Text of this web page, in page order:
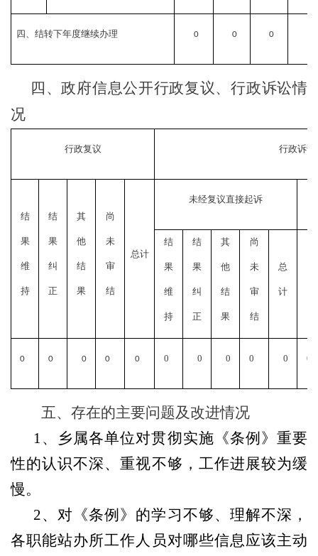
四、结转下年度继续办理 0 0 0
四、政府信息公开行政复议、行政诉讼情
况
行政复议 行政诉讼
结
果
维
持
结
果
纠
正
其
他
结
果
尚
未
审
结
总计
未经复议直接起诉
结
果
维
持
结
果
纠
正
其
他
结
果
尚
未
审
结
总
计
0 0 0 0 0 0 0 0 0 0 0
五、存在的主要问题及改进情况
1 、乡属各单位对贯彻实施《条例》重要
性的认识不深、重视不够，工作进展较为缓
慢。
2、对《条例》的学习不够、理解不深，
各职能站办所工作人员对哪些信息应该主动